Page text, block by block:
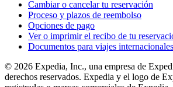
Cambiar o cancelar tu reservación
Proceso y plazos de reembolso
Opciones de pago
Ver o imprimir el recibo de tu
Documentos para viajes internacionales
© 2026 Expedia, Inc., una empresa de
derechos reservados. Expedia y el logo de